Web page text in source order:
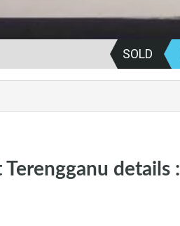
SOLD
details :